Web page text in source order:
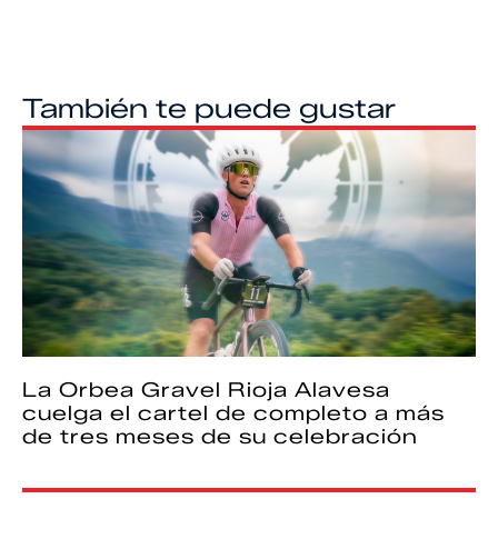
También te puede gustar
La Orbea Gravel Rioja Alavesa
cuelga el cartel de completo a más
de tres meses de su celebración